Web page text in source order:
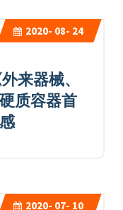
2020- 08- 24
来器械、
质容器首
2020- 07- 10